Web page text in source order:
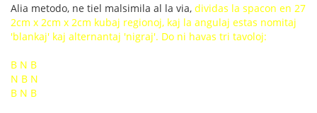
Alia metodo, ne tiel malsimila al la via, dividas la spacon en 27
2cm x 2cm x 2cm kubaj regionoj, kaj la angulaj estas nomitaj
'blankaj' kaj alternantaj 'nigraj'. Do ni havas tri tavoloj:
B N B
N B N
B N B